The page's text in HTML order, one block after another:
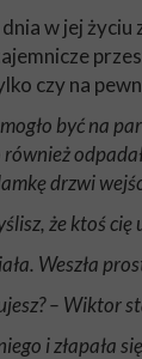
w jej życiu
czy na
być na
drzwi
że ktoś cię
Weszła
– Wiktor
i złapała